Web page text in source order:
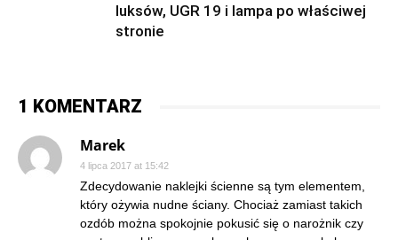
luksów, UGR 19 i lampa po właściwej
stronie
1 KOMENTARZ
Marek
4 lipca 2017 at 15:42
Zdecydowanie naklejki ścienne są tym elementem,
który ożywia nudne ściany. Chociaż zamiast takich
ozdób można spokojnie pokusić się o narożnik czy